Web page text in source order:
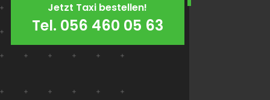
Jetzt Taxi bestellen!
Tel. 056 460 05 63